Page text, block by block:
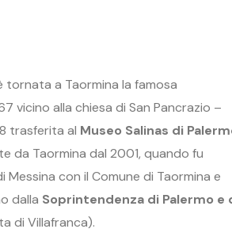
tornata a Taormina la famosa
vicino alla chiesa di San Pancrazio –
trasferita al Museo Salinas di
da Taormina dal 2001, quando fu
con il Comune di Taormina e
dalla Soprintendenza di Palermo e
di Villafranca).